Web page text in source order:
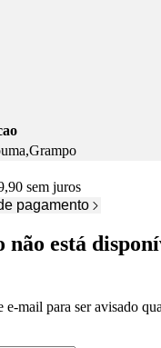
sem juros
pagamento
não está
e-mail para ser avisado